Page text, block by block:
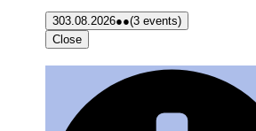
303.08.2026●●(3 events)
Close